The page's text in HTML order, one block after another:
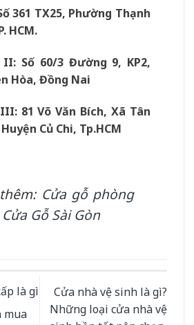
361 TX25, Phường Thạnh
HCM.
II: Số 60/3 Đường 9, KP2,
Hòa, Đồng Nai
81 Võ Văn Bích, Xã Tân
Củ Chi, Tp.HCM
Cửa gỗ phòng
Gỗ Sài Gòn
là gì
mua
Cửa nhà vệ sinh là gì?
Những loại cửa nhà vệ